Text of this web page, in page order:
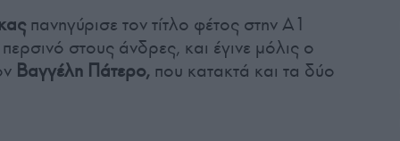
πανηγύρισε τον τίτλο φέτος στην Α1
στους άνδρες, και έγινε μόλις ο
Βαγγέλη Πάτερο, που κατακτά και τα δύο